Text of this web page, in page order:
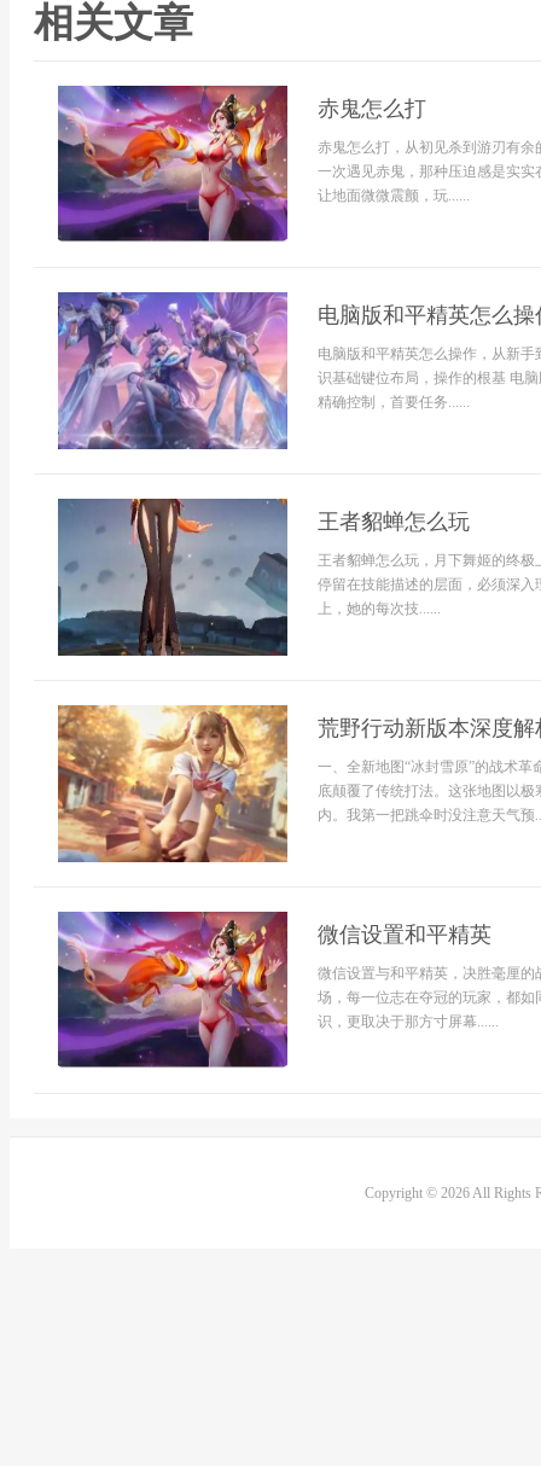
相关文章
赤鬼怎么打
赤鬼怎么打，从初见杀到游刃有
一次遇见赤鬼，那种压迫感是实
让地面微微震颤，玩......
电脑版和平精英怎么操
电脑版和平精英怎么操作，从新
识基础键位布局，操作的根基 电
精确控制，首要任务......
王者貂蝉怎么玩
王者貂蝉怎么玩，月下舞姬的终
停留在技能描述的层面，必须深入
上，她的每次技......
荒野行动新版本深度
一、全新地图“冰封雪原”的战术
底颠覆了传统打法。这张地图以
内。我第一把跳伞时没注意天气预
微信设置和平精英
微信设置与和平精英，决胜毫厘
场，每一位志在夺冠的玩家，都
识，更取决于那方寸屏幕......
Copyright © 2026 All Rights